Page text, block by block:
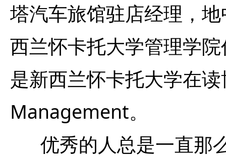
塔汽车旅馆驻店经理，
西兰怀卡托大学管理学
是新西兰怀卡托大学在
Management。
优秀的人总是一直那